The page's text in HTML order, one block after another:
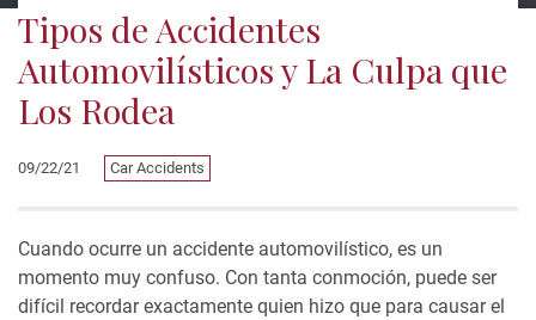
Tipos de Accidentes
Automovilísticos y La Culpa que
Los Rodea
09/22/21 Car Accidents
Cuando ocurre un accidente automovilístico, es un
momento muy confuso. Con tanta conmoción, puede ser
difícil recordar exactamente quien hizo que para causar el